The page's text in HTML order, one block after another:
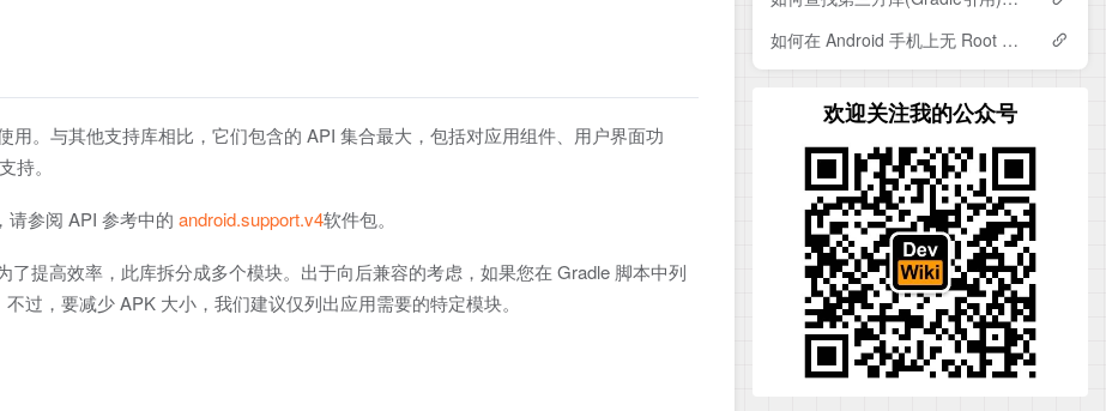
用。与其他支持库相比，它们包含的 API 集合最大，包括对应用组件、用户界面功
持。
请参阅 API 参考中的 android.support.v4软件包。
了提高效率，此库拆分成多个模块。出于向后兼容的考虑，如果您在 Gradle 脚本中列
过，要减少 APK 大小，我们建议仅列出应用需要的特定模块。
如何在 Android 手机上无 Root 抓包?
欢迎关注我的公众号